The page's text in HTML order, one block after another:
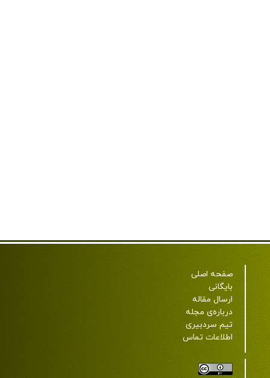
صفحه اصلی
بایگانی
ارسال مقاله
درباره‌ی مجله
تیم سردبیری
اطلاعات تماس